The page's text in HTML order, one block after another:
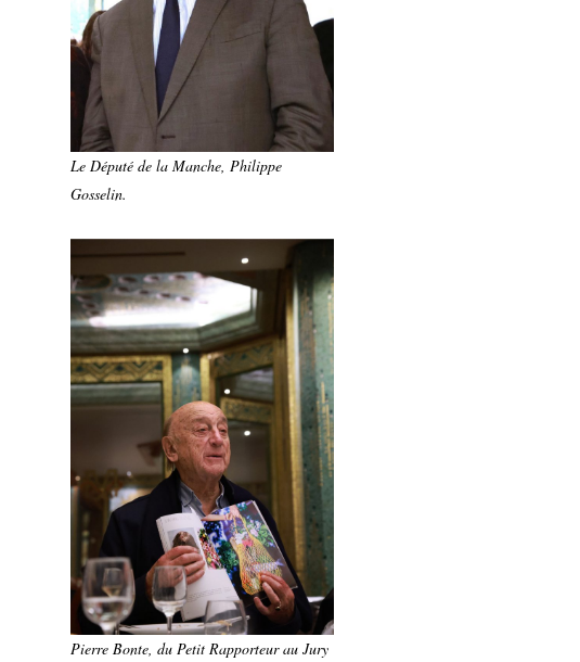
Le Député de la Manche, Philippe
Gosselin.
Pierre Bonte, du Petit Rapporteur au Jury